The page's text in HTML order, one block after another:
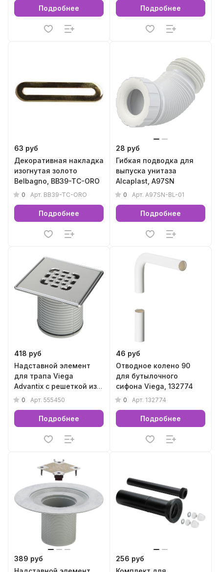
Подробнее Подробнее
63 руб
Декоративная накладка
изогнутая золото
Belbagno, BB39-TC-ORO
0 Арт. BB39-TC-ORO
Подробнее
28 руб
Гибкая подводка для
выпуска унитаза
Alcaplast, A97SN
0 Арт. A97SN-BL-01
Подробнее
418 руб
Надставной элемент
для трапа Viega
Advantix с решеткой из
стали, 555450
0 Арт. 555450
Подробнее
46 руб
Отводное колено 90
для бутылочного
сифона Viega, 132774
0 Арт. 132774
Подробнее
389 руб
256 руб